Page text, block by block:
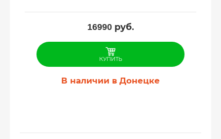
16990руб.
КУПИТЬ
В наличии в Донецке